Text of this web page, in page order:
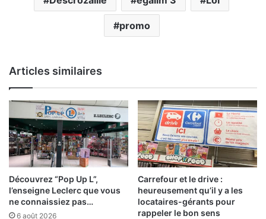
promo
Articles similaires
Découvrez “Pop Up L”,
l’enseigne Leclerc que vous
ne connaissiez pas…
6 août 2026
Carrefour et le drive :
heureusement qu’il y a les
locataires-gérants pour
rappeler le bon sens